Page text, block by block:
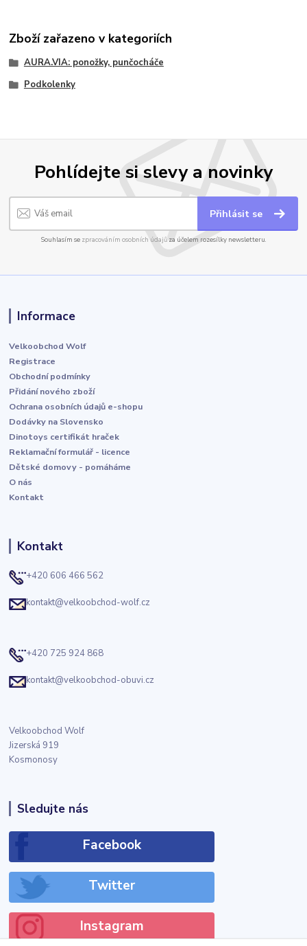
Zboží zařazeno v kategoriích
AURA.VIA: ponožky, punčocháče
Podkolenky
Pohlídejte si slevy a novinky
Přihlásit se
Souhlasím se zpracováním osobních údajůza účelem rozesílky newsletteru.
Informace
Velkoobchod Wolf
Registrace
Obchodní podmínky
Přidání nového zboží
Ochrana osobních údajů e-shopu
Dodávky na Slovensko
Dinotoys certifikát hraček
Reklamační formulář - licence
Dětské domovy - pomáháme
O nás
Kontakt
Kontakt
+420 606 466 562
kontakt@velkoobchod-wolf.cz
+420 725 924 868
kontakt@velkoobchod-obuvi.cz
Velkoobchod Wolf
Jizerská 919
Kosmonosy
Sledujte nás
Facebook
Twitter
Instagram